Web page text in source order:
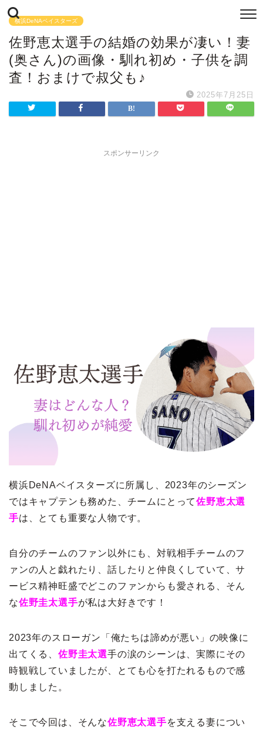
横浜DeNAベイスターズ
佐野恵太選手の結婚の効果が凄い！妻
(奥さん)の画像・馴れ初め・子供を調
査！おまけで叔父も♪
2025年7月25日
スポンサーリンク
横浜DeNAベイスターズに所属し、2023年のシーズン
ではキャプテンも務めた、チームにとって佐野恵太選
手は、とても重要な人物です。
自分のチームのファン以外にも、対戦相手チームのフ
ァンの人と戯れたり、話したりと仲良くしていて、サ
ービス精神旺盛でどこのファンからも愛される、そん
な佐野圭太選手が私は大好きです！
2023年のスローガン「俺たちは諦めが悪い」の映像に
出てくる、 佐野圭太選手の涙のシーンは、実際にその
時観戦していましたが、とても心を打たれるもので感
動しました。
そこで今回は、そんな佐野恵太選手を支える妻につい